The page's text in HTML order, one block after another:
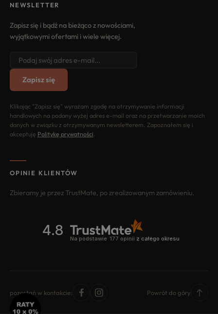
NEWSLETTER
Zapisz się i bądź na bieżąco z nowościami,
wyjątkowymi ofertami i wiele więcej.
Zapisz się
Klikając "Zapisz się" wyrażam zgodę na otrzymywanie informacji
handlowych na podany wyżej adres e-mail oraz na przetwarzanie moich
danych w związku z otrzymywanym newsletterem. Zapoznałem się i
akceptuję Politykę prywatności
OPINIE KLIENTÓW
Zbieramy je przez TrustMate, po zrealizowanym zamówieniu.
pozostań w kontakcie: Powrót do góry